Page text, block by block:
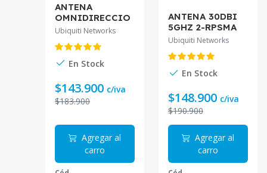
ANTENA
OMNIDIRECCIO
NAL 2-RPSMA
EXTERIO AMO-
5G10. 10DBI 2X2
5GHZ
Ubiquiti Networks
En Stock
$143.900 c/iva
$183.900
Agregar al
carro
ANTENA 30DBI
5GHZ 2-RPSMA
REQ-
ROCKET/AF-5X
AF-5G30-S45.
SLANT-45º
Ubiquiti Networks
En Stock
$148.900 c/iva
$190.900
Agregar al
carro